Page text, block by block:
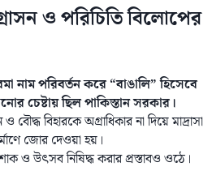
ও পরিচিতি বিলোপের
নাম পরিবর্তন করে “বাঙালি” হিসেবে
চেষ্টায় ছিল পাকিস্তান সরকার।
ও বৌদ্ধ বিহারকে অগ্রাধিকার না দিয়ে মাদ্রাসা
জোর দেওয়া হয়।
ও উৎসব নিষিদ্ধ করার প্রস্তাবও ওঠে।